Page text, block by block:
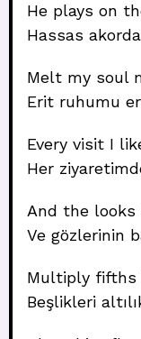
He plays on
Hassas
Melt my soul
Erit ruhumu
Every visit I
Her
And the looks
Ve gözlerinin
Multiply fifths
Beşlikleri